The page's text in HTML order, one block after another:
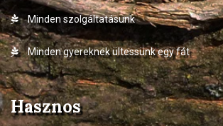
Minden szolgáltatásunk
Minden gyereknek ültessünk egy fát
Hasznos